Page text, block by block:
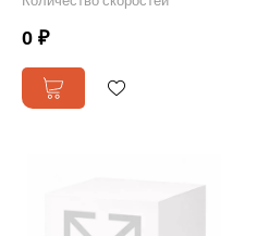
0 ₽